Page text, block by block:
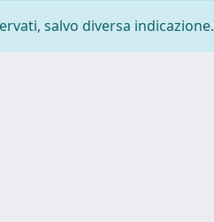
salvo diversa indicazione.